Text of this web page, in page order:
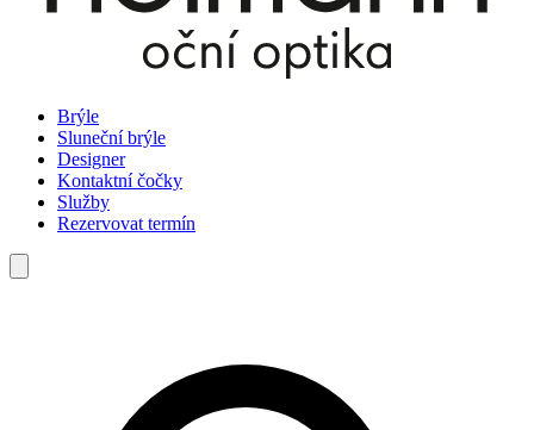
Brýle
Sluneční brýle
Designer
Kontaktní čočky
Služby
Rezervovat termín